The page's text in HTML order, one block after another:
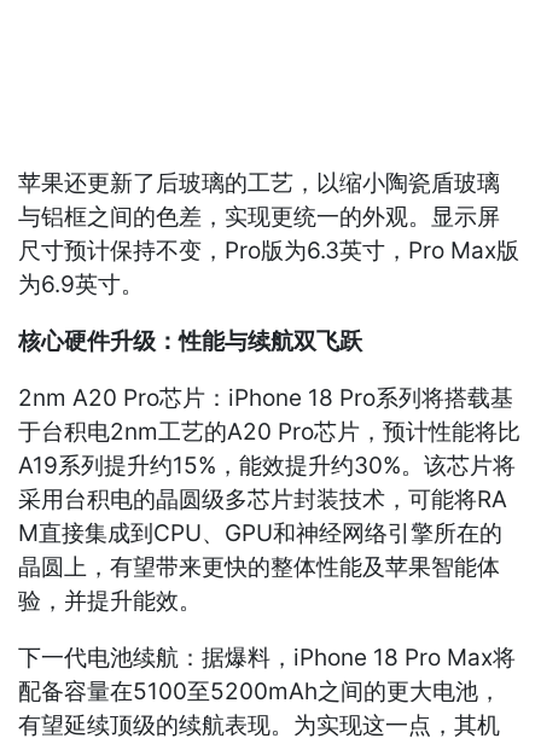
苹果还更新了后玻璃的工艺，以缩小陶瓷盾玻璃
与铝框之间的色差，实现更统一的外观。显示屏
尺寸预计保持不变，Pro版为6.3英寸，Pro Max版
为6.9英寸。
核心硬件升级：性能与续航双飞跃
2nm A20 Pro芯片：iPhone 18 Pro系列将搭载基
于台积电2nm工艺的A20 Pro芯片，预计性能将比
A19系列提升约15%，能效提升约30%。该芯片将
采用台积电的晶圆级多芯片封装技术，可能将RA
M直接集成到CPU、GPU和神经网络引擎所在的
晶圆上，有望带来更快的整体性能及苹果智能体
验，并提升能效。
下一代电池续航：据爆料，iPhone 18 Pro Max将
配备容量在5100至5200mAh之间的更大电池，
有望延续顶级的续航表现。为实现这一点，其机